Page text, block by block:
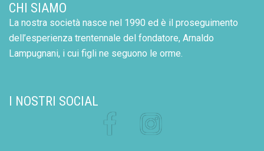
CHI SIAMO
La nostra società nasce nel 1990 ed è il proseguimento
dell’esperienza trentennale del fondatore, Arnaldo
Lampugnani, i cui figli ne seguono le orme.
I NOSTRI SOCIAL
Facebook Instagram